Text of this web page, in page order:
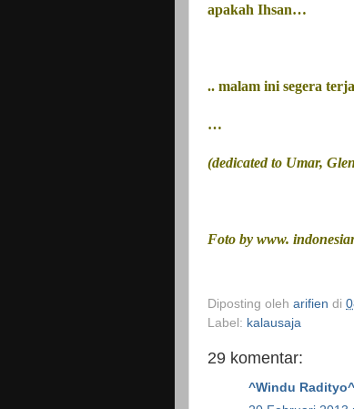
apakah Ihsan…
.. malam ini segera
…
(dedicated to Umar,
Foto by www.
Diposting oleh arifien di
Label: kalausaja
29 komentar:
^Windu Radityo^